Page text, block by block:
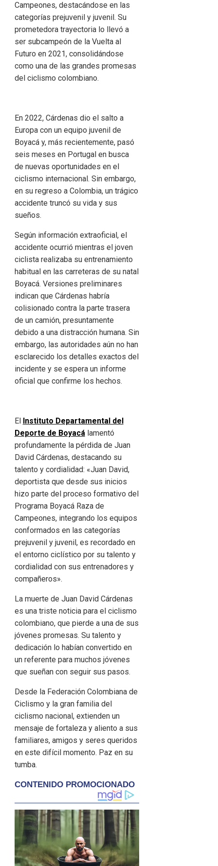
Campeones, destacándose en las
categorías prejuvenil y juvenil. Su
prometedora trayectoria lo llevó a
ser subcampeón de la Vuelta al
Futuro en 2021, consolidándose
como una de las grandes promesas
del ciclismo colombiano.
En 2022, Cárdenas dio el salto a
Europa con un equipo juvenil de
Boyacá y, más recientemente, pasó
seis meses en Portugal en busca
de nuevas oportunidades en el
ciclismo internacional. Sin embargo,
en su regreso a Colombia, un trágico
accidente truncó su vida y sus
sueños.
Según información extraoficial, el
accidente ocurrió mientras el joven
ciclista realizaba su entrenamiento
habitual en las carreteras de su natal
Boyacá. Versiones preliminares
indican que Cárdenas habría
colisionado contra la parte trasera
de un camión, presuntamente
debido a una distracción humana. Sin
embargo, las autoridades aún no han
esclarecido los detalles exactos del
incidente y se espera un informe
oficial que confirme los hechos.
El Instituto Departamental del
Deporte de Boyacálamentó
profundamente la pérdida de Juan
David Cárdenas, destacando su
talento y cordialidad: «Juan David,
deportista que desde sus inicios
hizo parte del proceso formativo del
Programa Boyacá Raza de
Campeones, integrando los equipos
conformados en las categorías
prejuvenil y juvenil, es recordado en
el entorno ciclístico por su talento y
cordialidad con sus entrenadores y
compañeros».
La muerte de Juan David Cárdenas
es una triste noticia para el ciclismo
colombiano, que pierde a una de sus
jóvenes promesas. Su talento y
dedicación lo habían convertido en
un referente para muchos jóvenes
que sueñan con seguir sus pasos.
Desde la Federación Colombiana de
Ciclismo y la gran familia del
ciclismo nacional, extienden un
mensaje de fortaleza y aliento a sus
familiares, amigos y seres queridos
en este difícil momento. Paz en su
tumba.